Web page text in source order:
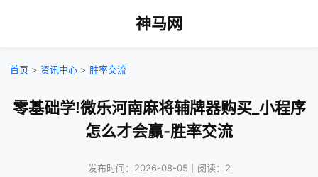
神马网
首页 > 资讯中心 > 胜率交流
零基础学!微乐河南麻将辅牌器购买_小程序
怎么才会赢-胜率交流
发布时间：2026-08-05｜阅读：2